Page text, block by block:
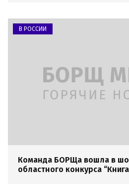
В РОССИИ
Команда БОРЩа вошла в
областного конкурса